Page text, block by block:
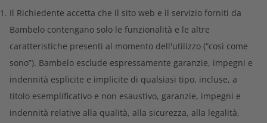
Il Richiedente accetta che il sito web e il servizio forniti da
Bambelo contengano solo le funzionalità e le altre
caratteristiche presenti al momento dell'utilizzo (“così come
sono”). Bambelo esclude espressamente garanzie, impegni e
indennità esplicite e implicite di qualsiasi tipo, incluse, a
titolo esemplificativo e non esaustivo, garanzie, impegni e
indennità relative alla qualità, alla sicurezza, alla legalità,